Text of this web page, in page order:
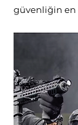
güvenliğin en